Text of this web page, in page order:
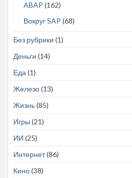
ABAP (162)
Вокруг SAP (68)
Без рубрики (1)
Деньги (14)
Еда(1)
Железо(13)
Жизнь(85)
Игры (21)
ИИ (25)
Интернет(86)
Кино(38)